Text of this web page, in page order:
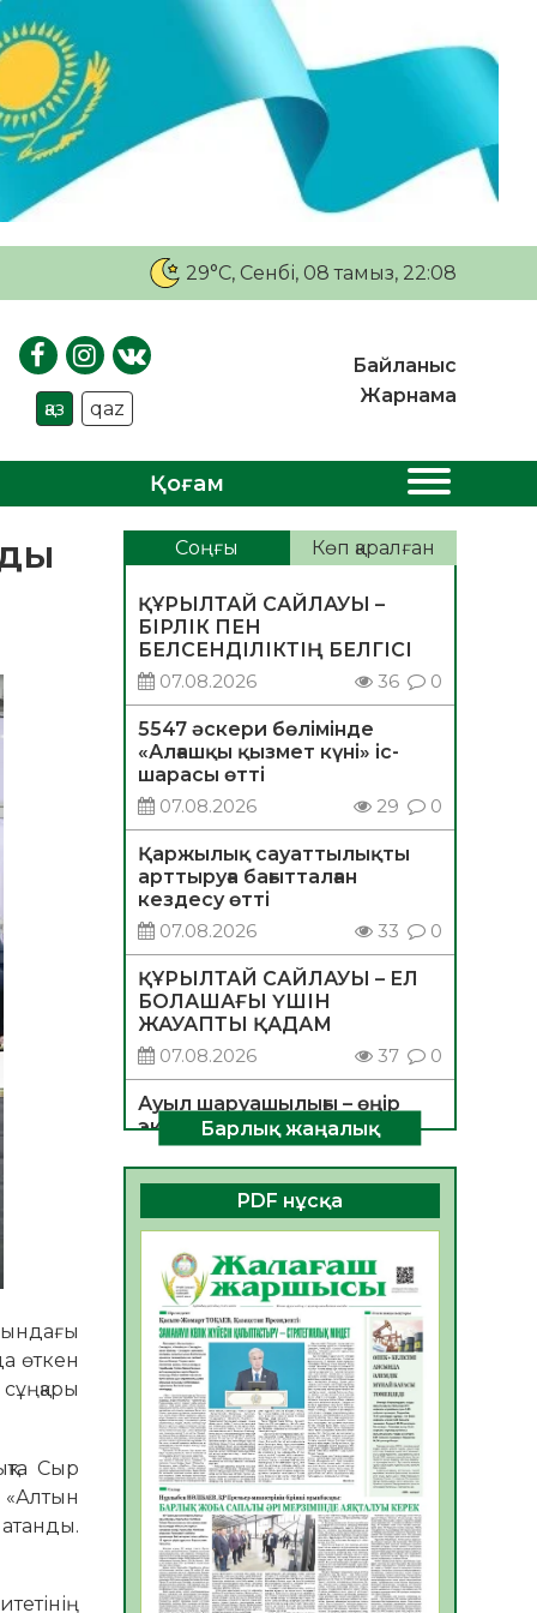
29°C, Сенбі, 08 тамыз, 22:08
қаз qaz
Байланыс
Жарнама
Қоғам
өткен
Сыр
Соңғы Көп қаралған
ҚҰРЫЛТАЙ САЙЛАУЫ –
БІРЛІК ПЕН
БЕЛСЕНДІЛІКТІҢ БЕЛГІСІ
07.08.2026
36 0
5547 әскери бөлімінде
«Алғашқы қызмет күні» іс-
шарасы өтті
07.08.2026
29 0
Қаржылық сауаттылықты
арттыруға бағытталған
кездесу өтті
07.08.2026
33 0
ҚҰРЫЛТАЙ САЙЛАУЫ – ЕЛ
БОЛАШАҒЫ ҮШІН
ЖАУАПТЫ ҚАДАМ
07.08.2026
37 0
Ауыл шаруашылығы – өңір
экономикасының негізгі
тірегі
06.08.2026
45 0
ҚОҒАМДЫҚ БЕЛСЕНДІЛІК –
ЕЛ ДАМУЫНЫҢ НЕГІЗІ
06.08.2026
42
ҚҰРЫЛТАЙ САЙЛАУЫ –
БОЛАШАҚҚА БАСТАР
ЖАУАПТЫ ТАҢДАУ
06.08.2026
44
Инфекциялық ауруларға
қарсы иммундау
жұмыстарының тиімділігі
06.08.2026
47
Көкжөтел ауруы туралы
Барлық жаңалық
PDF нұсқа